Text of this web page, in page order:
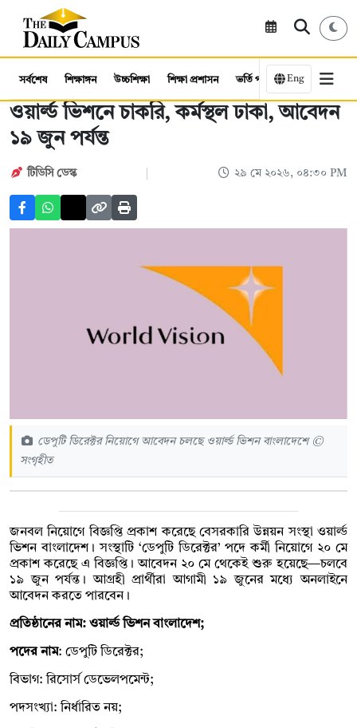
সর্বশেষ শিক্ষাঙ্গন উচ্চশিক্ষা শিক্ষা প্রশাসন ভর্তি পরীক্ষা কর্মসংস্থান
Eng
ওয়ার্ল্ড ভিশনে চাকরি, কর্মস্থল ঢাকা, আবেদন
১৯ জুন পর্যন্ত
টিডিসি ডেস্ক ২৯ মে ২০২৬, ০৪:৩০ PM
ডেপুটি ডিরেক্টর নিয়োগে আবেদন চলছে ওয়ার্ল্ড ভিশন বাংলাদেশে ©
সংগৃহীত
জনবল নিয়োগে বিজ্ঞপ্তি প্রকাশ করেছে বেসরকারি উন্নয়ন সংস্থা ওয়ার্ল্ড
ভিশন বাংলাদেশ। সংস্থাটি ‌‘ডেপুটি ডিরেক্টর’ পদে কর্মী নিয়োগে ২০ মে
প্রকাশ করেছে এ বিজ্ঞপ্তি। আবেদন ২০ মে থেকেই শুরু হয়েছে—চলবে
১৯ জুন পর্যন্ত। আগ্রহী প্রার্থীরা আগামী ১৯ জুনের মধ্যে অনলাইনে
আবেদন করতে পারবেন।
প্রতিষ্ঠানের নাম: ওয়ার্ল্ড ভিশন বাংলাদেশ;
পদের নাম: ডেপুটি ডিরেক্টর;
বিভাগ: রিসোর্স ডেভেলপমেন্ট;
পদসংখ্যা: নির্ধারিত নয়;